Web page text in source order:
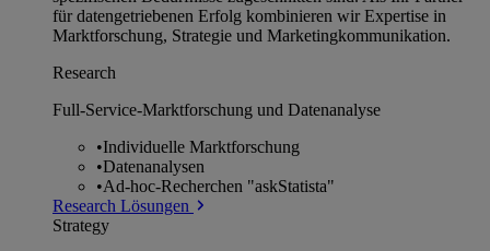
für datengetriebenen Erfolg kombinieren wir Expertise in
Marktforschung, Strategie und Marketingkommunikation.
Research
Full-Service-Marktforschung und Datenanalyse
•Individuelle Marktforschung
•Datenanalysen
•Ad-hoc-Recherchen "askStatista"
Research Lösungen
Strategy